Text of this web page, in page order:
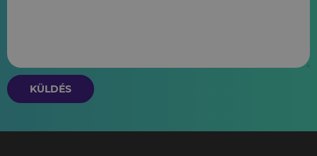
KÜLDÉS